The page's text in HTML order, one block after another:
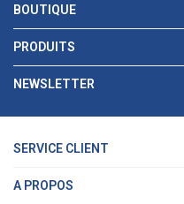
BOUTIQUE
PRODUITS
NEWSLETTER
SERVICE CLIENT
A PROPOS